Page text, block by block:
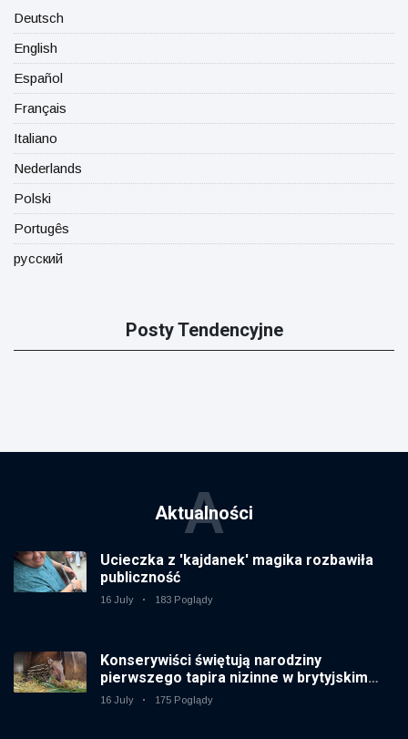
Deutsch
English
Español
Français
Italiano
Nederlands
Polski
Portugês
русский
Posty Tendencyjne
Aktualności
A
Ucieczka z 'kajdanek' magika rozbawiła
publiczność
16 July 183 Poglądy
Konserywiści świętują narodziny
pierwszego tapira nizinne w brytyjskim
zoo od 14 lat
16 July 175 Poglądy